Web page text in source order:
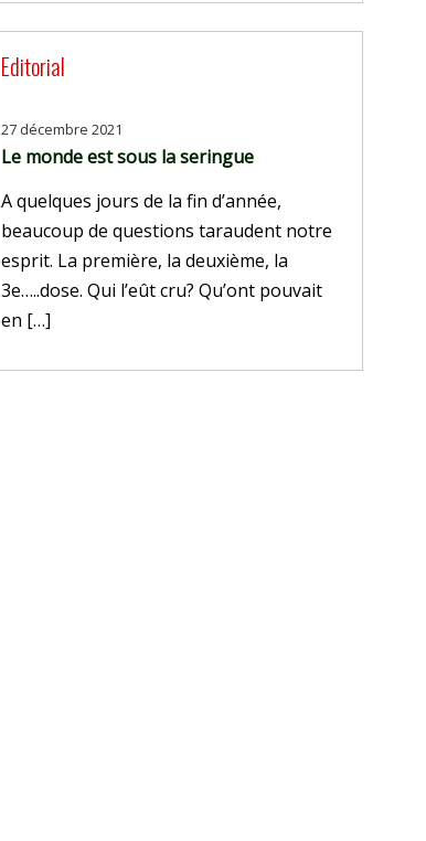
Editorial
27 décembre 2021
Le monde est sous la seringue
A quelques jours de la fin d’année,
beaucoup de questions taraudent notre
esprit. La première, la deuxième, la
3e…..dose. Qui l’eût cru? Qu’ont pouvait
en […]